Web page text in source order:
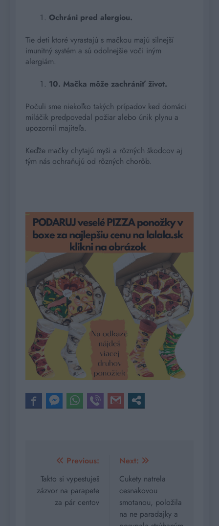
Ochráni pred alergiou.
Tie deti ktoré vyrastajú s mačkou majú silnejší
imunitný systém a sú odolnejšie voči iným
alergiám.
10. Mačka môže zachrániť život.
Počuli sme niekoľko takých prípadov ked domáci
miláčik predpovedal požiar alebo únik plynu a
upozornil majiteľa.
Keďže mačky chytajú myši a rôzných škodcov aj
tým nás ochraňujú od rôzných chorôb.
Navigácia
v
článku
Previous:
Takto si vypestuješ
zázvor na parapete
za pár centov
Next:
Cukety natrela
cesnakovou
smotanou, položila
na ne paradajky a